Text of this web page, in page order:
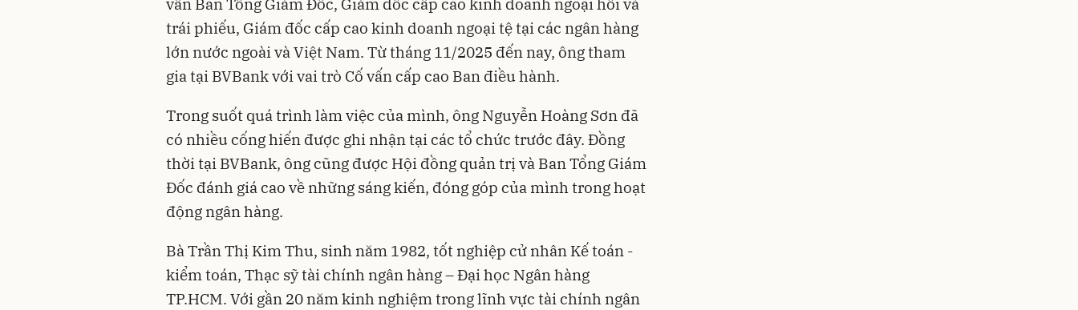
vấn Ban Tổng Giám Đốc, Giám đốc cấp cao kinh doanh ngoại hối và
trái phiếu, Giám đốc cấp cao kinh doanh ngoại tệ tại các ngân hàng
lớn nước ngoài và Việt Nam. Từ tháng 11/2025 đến nay, ông tham
gia tại BVBank với vai trò Cố vấn cấp cao Ban điều hành.
Trong suốt quá trình làm việc của mình, ông Nguyễn Hoàng Sơn đã
có nhiều cống hiến được ghi nhận tại các tổ chức trước đây. Đồng
thời tại BVBank, ông cũng được Hội đồng quản trị và Ban Tổng Giám
Đốc đánh giá cao về những sáng kiến, đóng góp của mình trong hoạt
động ngân hàng.
Bà Trần Thị Kim Thu, sinh năm 1982, tốt nghiệp cử nhân Kế toán -
kiểm toán, Thạc sỹ tài chính ngân hàng – Đại học Ngân hàng
TP.HCM. Với gần 20 năm kinh nghiệm trong lĩnh vực tài chính ngân